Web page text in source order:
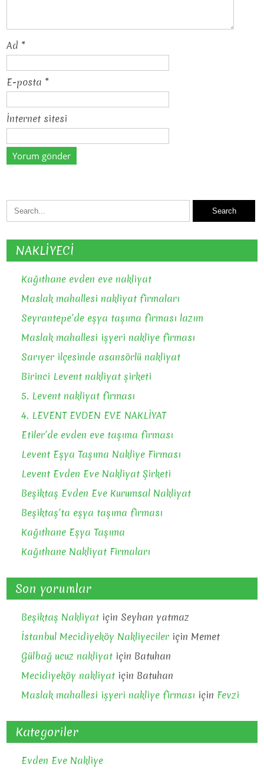
Ad *
E-posta *
İnternet sitesi
NAKLİYECİ
Kağıthane evden eve nakliyat
Maslak mahallesi nakliyat firmaları
Seyrantepe’de eşya taşıma firması lazım
Maslak mahallesi işyeri nakliye firması
Sarıyer ilçesinde asansörlü nakliyat
Birinci Levent nakliyat şirketi
5. Levent nakliyat firması
4. LEVENT EVDEN EVE NAKLİYAT
Etiler’de evden eve taşıma firması
Levent Eşya Taşıma Nakliye Firması
Levent Evden Eve Nakliyat Şirketi
Beşiktaş Evden Eve Kurumsal Nakliyat
Beşiktaş’ta eşya taşıma firması
Kağıthane Eşya Taşıma
Kağıthane Nakliyat Firmaları
Son yorumlar
Beşiktaş Nakliyat için Seyhan yatmaz
İstanbul Mecidiyeköy Nakliyeciler için Memet
Gülbağ ucuz nakliyat için Batuhan
Mecidiyeköy nakliyat için Batuhan
Maslak mahallesi işyeri nakliye firması için Fevzi
Kategoriler
Evden Eve Nakliye